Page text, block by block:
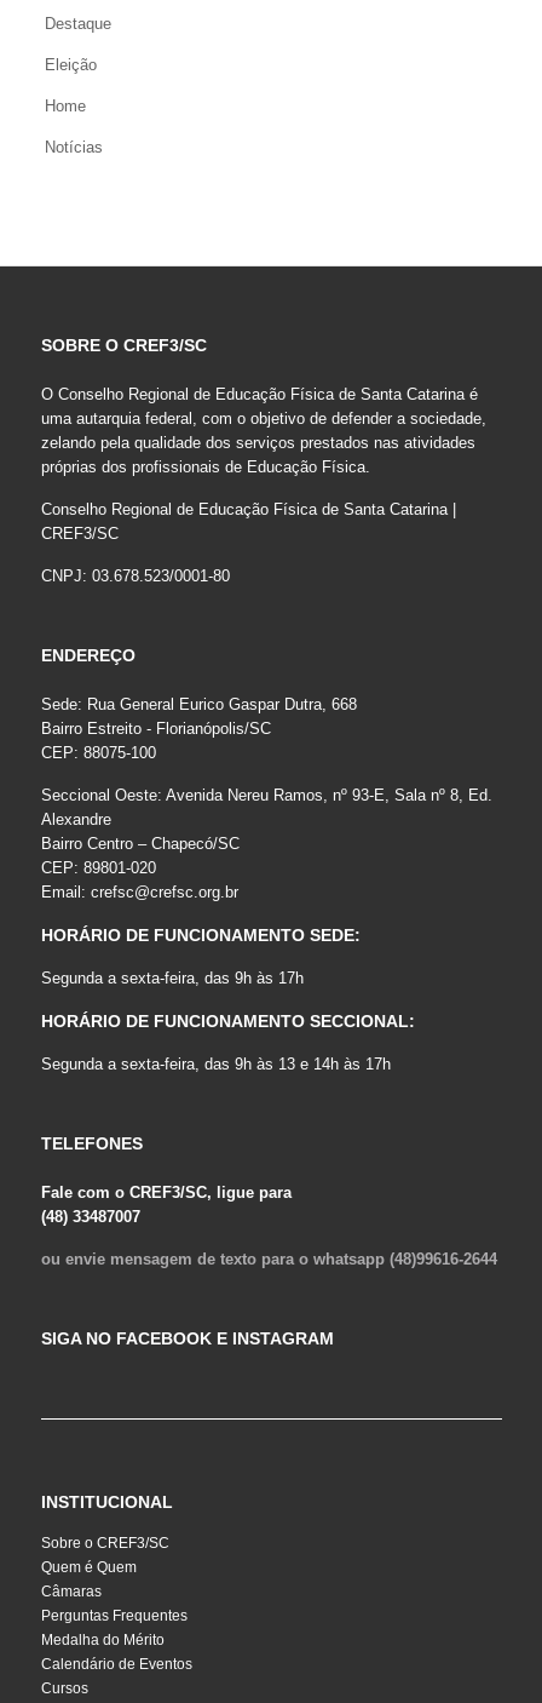
Destaque
Eleição
Home
Notícias
SOBRE O CREF3/SC
O Conselho Regional de Educação Física de Santa Catarina é
uma autarquia federal, com o objetivo de defender a sociedade,
zelando pela qualidade dos serviços prestados nas atividades
próprias dos profissionais de Educação Física.
Conselho Regional de Educação Física de Santa Catarina |
CREF3/SC
CNPJ: 03.678.523/0001-80
ENDEREÇO
Sede: Rua General Eurico Gaspar Dutra, 668
Bairro Estreito - Florianópolis/SC
CEP: 88075-100
Seccional Oeste: Avenida Nereu Ramos, nº 93-E, Sala nº 8, Ed.
Alexandre
Bairro Centro – Chapecó/SC
CEP: 89801-020
Email: crefsc@crefsc.org.br
HORÁRIO DE FUNCIONAMENTO SEDE:
Segunda a sexta-feira, das 9h às 17h
HORÁRIO DE FUNCIONAMENTO SECCIONAL:
Segunda a sexta-feira, das 9h às 13 e 14h às 17h
TELEFONES
Fale com o CREF3/SC, ligue para
(48) 33487007
ou envie mensagem de texto para o whatsapp (48)99616-2644
SIGA NO FACEBOOK E INSTAGRAM
INSTITUCIONAL
Sobre o CREF3/SC
Quem é Quem
Câmaras
Perguntas Frequentes
Medalha do Mérito
Calendário de Eventos
Cursos